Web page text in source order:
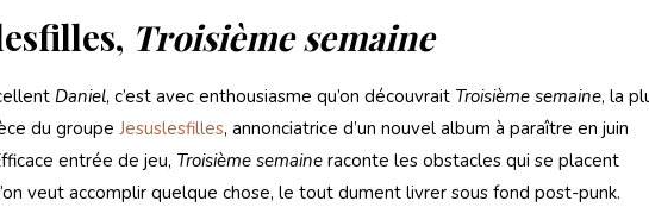
Troisième semaine
Daniel, c’est avec enthousiasme qu’on découvrait Troisième semaine, la
du groupe Jesuslesfilles, annonciatrice d’un nouvel album à paraître en juin
entrée de jeu, Troisième semaine raconte les obstacles qui se placent
veut accomplir quelque chose, le tout dument livrer sous fond post-punk.